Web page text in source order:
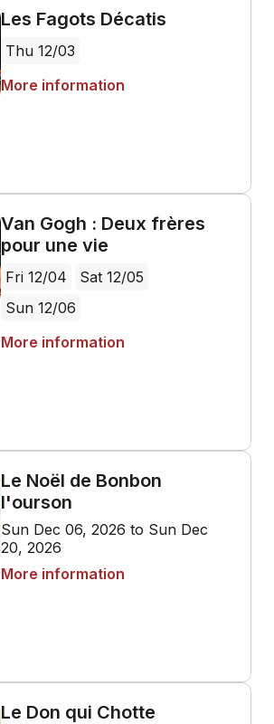
Les Fagots Décatis
Thu 12/03
More information
Van Gogh : Deux frères
pour une vie
Fri 12/04
Sat 12/05
Sun 12/06
More information
Le Noël de Bonbon
l'ourson
Sun Dec 06, 2026 to Sun Dec
20, 2026
More information
Le Don qui Chotte